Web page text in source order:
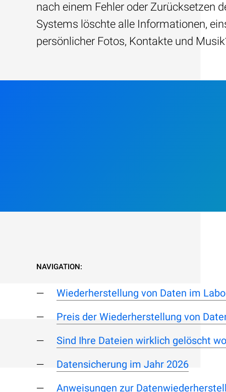
nach einem Fehler oder Zurücksetzen
Systems löschte alle Informationen,
persönlicher Fotos, Kontakte und
NAVIGATION:
Wiederherstellung von Daten im
Preis der Wiederherstellung von
Sind Ihre Dateien wirklich gelöscht
Datensicherung im Jahr 2026
Anweisungen zur